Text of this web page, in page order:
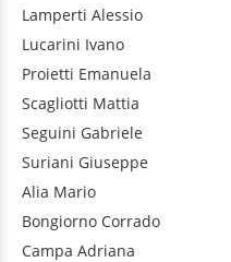
Lamperti Alessio
Lucarini Ivano
Proietti Emanuela
Scagliotti Mattia
Seguini Gabriele
Suriani Giuseppe
Alia Mario
Bongiorno Corrado
Campa Adriana